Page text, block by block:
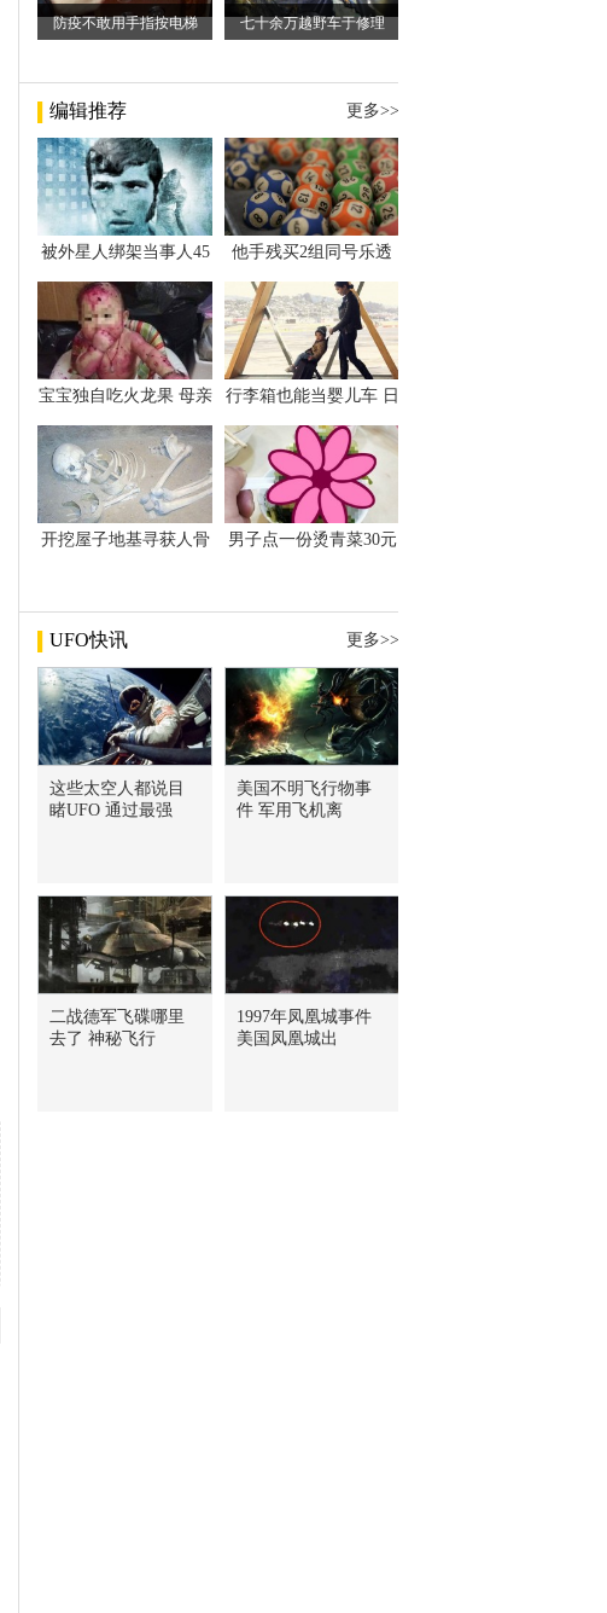
防疫不敢用手指按电梯 七十余万越野车于修理
编辑推荐 更多>>
被外星人绑架当事人45
斯卡古拉事件
他手残买2组同号乐透
万
宝宝独自吃火龙果 母亲
行李箱也能当婴儿车 日
开挖屋子地基寻获人骨
男子点一份烫青菜30元
UFO快讯 更多>>
这些太空人都说目
睹UFO 通过最强
美国不明飞行物事
件 军用飞机离
二战德军飞碟哪里
去了 神秘飞行
1997年凤凰城事件
美国凤凰城出